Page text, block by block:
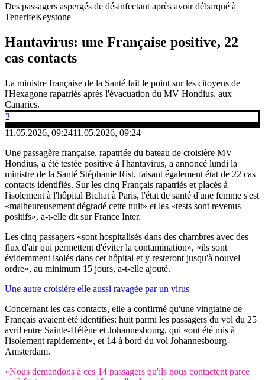
Des passagers aspergés de désinfectant après avoir débarqué à
TenerifeKeystone
Hantavirus: une Française positive, 22
cas contacts
La ministre française de la Santé fait le point sur les citoyens de
l'Hexagone rapatriés après l'évacuation du MV Hondius, aux
Canaries.
2
11.05.2026, 09:2411.05.2026, 09:24
Une passagère française, rapatriée du bateau de croisière MV
Hondius, a été testée positive à l'hantavirus, a annoncé lundi la
ministre de la Santé Stéphanie Rist, faisant également état de 22 cas
contacts identifiés. Sur les cinq Français rapatriés et placés à
l'isolement à l'hôpital Bichat à Paris, l'état de santé d'une femme s'est
«malheureusement dégradé cette nuit» et les «tests sont revenus
positifs», a-t-elle dit sur France Inter.
Les cinq passagers «sont hospitalisés dans des chambres avec des
flux d'air qui permettent d'éviter la contamination», «ils sont
évidemment isolés dans cet hôpital et y resteront jusqu'à nouvel
ordre», au minimum 15 jours, a-t-elle ajouté.
Une autre croisière elle aussi ravagée par un virus
Concernant les cas contacts, elle a confirmé qu'une vingtaine de
Français avaient été identifiés: huit parmi les passagers du vol du 25
avril entre Sainte-Hélène et Johannesbourg, qui «ont été mis à
l'isolement rapidement», et 14 à bord du vol Johannesbourg-
Amsterdam.
«Nous demandons à ces 14 passagers qu'ils nous contactent parce